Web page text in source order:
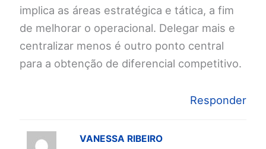
implica as áreas estratégica e tática, a fim
de melhorar o operacional. Delegar mais e
centralizar menos é outro ponto central
para a obtenção de diferencial competitivo.
Responder
VANESSA RIBEIRO